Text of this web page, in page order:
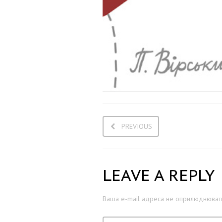
PREVIOUS
LEAVE A REPLY
Ваша e-mail адреса не